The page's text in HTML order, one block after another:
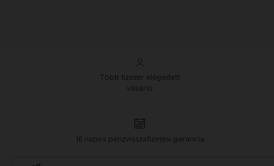
Több tízezer elégedett
vásárló
16 napos pénzvisszafizetési garancia